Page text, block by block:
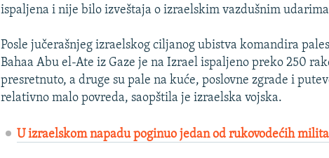
ispaljena i nije bilo izveštaja o izraelskim vazdušnim
Posle jučerašnjeg izraelskog ciljanog ubistva komandira
Bahaa Abu el-Ate iz Gaze je na Izrael ispaljeno preko 250
presretnuto, a druge su pale na kuće, poslovne zgrade i
relativno malo povreda, saopštila je izraelska vojska.
U izraelskom napadu poginuo jedan od rukovodećih